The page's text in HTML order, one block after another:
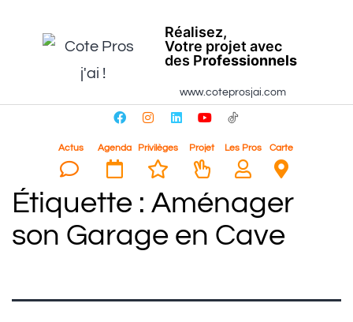
Réalisez,
Votre projet avec
des Professionnels
www.coteprosjai.com
Actus Agenda Privilèges Projet Les Pros Carte
Étiquette : Aménager
son Garage en Cave